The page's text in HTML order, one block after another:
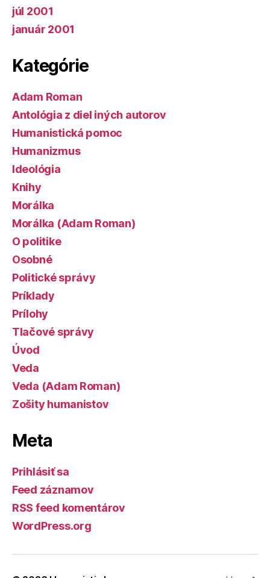
júl 2001
január 2001
Kategórie
Adam Roman
Antológia z diel iných autorov
Humanistická pomoc
Humanizmus
Ideológia
Knihy
Morálka
Morálka (Adam Roman)
O politike
Osobné
Politické správy
Príklady
Prílohy
Tlačové správy
Úvod
Veda
Veda (Adam Roman)
Zošity humanistov
Meta
Prihlásiť sa
Feed záznamov
RSS feed komentárov
WordPress.org